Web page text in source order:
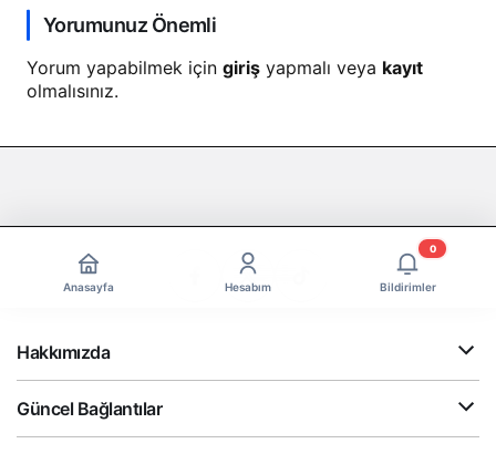
Yorumunuz Önemli
Yorum yapabilmek için giriş yapmalı veya kayıt
olmalısınız.
Anasayfa Hesabım Bildirimler
0
Hakkımızda
Güncel Bağlantılar